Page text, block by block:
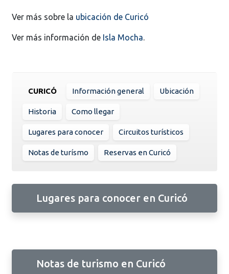
Ver más sobre la ubicación de Curicó
Ver más información de Isla Mocha.
CURICÓ Información general Ubicación
Historia Como llegar
Lugares para conocer Circuitos turísticos
Notas de turísmo Reservas en Curicó
Lugares para conocer en Curicó
Notas de turismo en Curicó